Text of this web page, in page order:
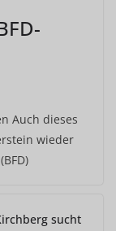
Auch dieses
wieder
sucht